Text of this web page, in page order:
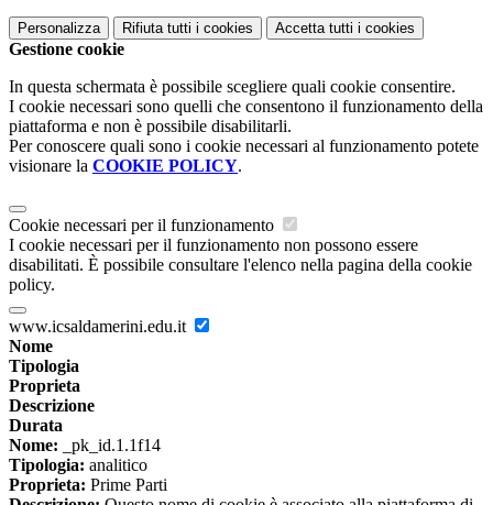
Personalizza Rifiuta tutti i cookies Accetta tutti i cookies
Gestione cookie
In questa schermata è possibile scegliere quali cookie consentire.
I cookie necessari sono quelli che consentono il funzionamento della
piattaforma e non è possibile disabilitarli.
Per conoscere quali sono i cookie necessari al funzionamento potete
visionare la COOKIE POLICY.
Cookie necessari per il funzionamento
I cookie necessari per il funzionamento non possono essere
disabilitati. È possibile consultare l'elenco nella pagina della cookie
policy.
www.icsaldamerini.edu.it
Nome
Tipologia
Proprieta
Descrizione
Durata
Nome: _pk_id.1.1f14
Tipologia: analitico
Proprieta: Prime Parti